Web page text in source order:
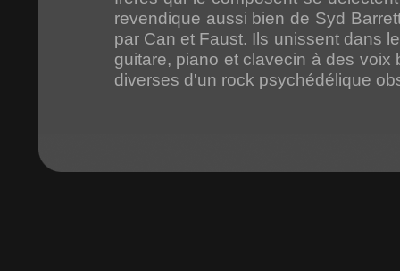
revendique aussi bien de Syd
par Can et Faust. Ils unissent dans
guitare, piano et clavecin à des
diverses d'un rock psychédélique